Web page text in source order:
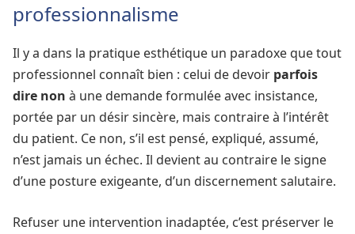
professionnalisme
Il y a dans la pratique esthétique un paradoxe que tout
professionnel connaît bien : celui de devoir parfois
dire non à une demande formulée avec insistance,
portée par un désir sincère, mais contraire à l’intérêt
du patient. Ce non, s’il est pensé, expliqué, assumé,
n’est jamais un échec. Il devient au contraire le signe
d’une posture exigeante, d’un discernement salutaire.
Refuser une intervention inadaptée, c’est préserver le